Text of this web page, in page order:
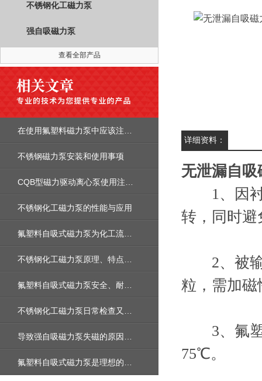
不锈钢化工磁力泵
强自吸磁力泵
查看全部产品
在使用氟塑料磁力泵中应该注意的事项
不锈钢磁力泵安装和使用事项
CQB型磁力驱动离心泵使用注意事项
不锈钢化工磁力泵的性能与应用
氟塑料自吸式磁力泵为化工流体输送提供了解决方案
不锈钢化工磁力泵原理、特点以及在化工行业中的应用
氟塑料自吸式磁力泵安全、耐腐蚀的重要选择
不锈钢化工磁力泵日常检查又哪些执行标准
导致强自吸磁力泵失磁的原因是什么呢
氟塑料自吸式磁力泵是理想的输送泵吗
详细资料：
无泄漏自吸
1、因衬
转，同时
2、被输
粒，需加
3、氟塑
75℃。